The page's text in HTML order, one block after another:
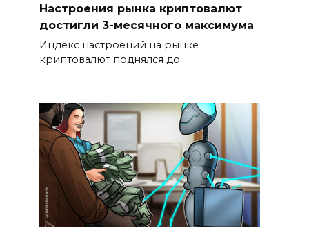
Настроения рынка криптовалют
достигли 3-месячного максимума
Индекс настроений на рынке
криптовалют поднялся до